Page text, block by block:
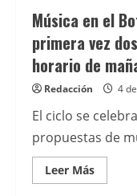
Música en el
primera vez
horario de
Redacción 4
El ciclo se
propuestas de
Leer MásLeer
más